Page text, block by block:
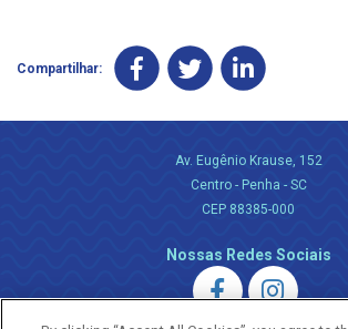
Compartilhar:
Av. Eugênio Krause, 152
Centro - Penha - SC
CEP 88385-000
Nossas Redes Sociais